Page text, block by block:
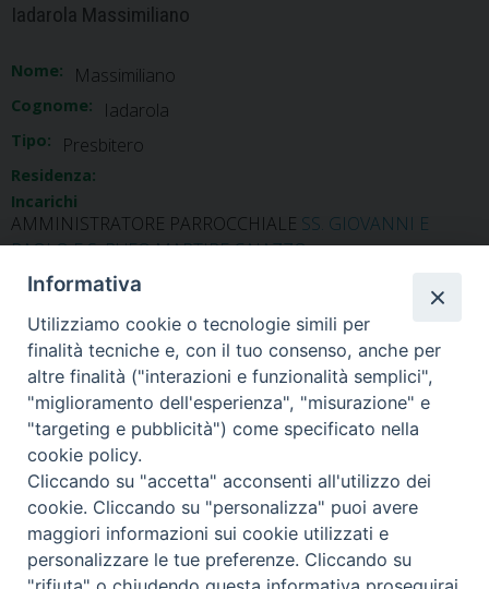
Iadarola Massimiliano
Nome: Massimiliano
Cognome: Iadarola
Tipo: Presbitero
Residenza:
Incarichi
AMMINISTRATORE PARROCCHIALE SS. GIOVANNI E
PAOLO E S. RUFO MARTIRE CAIAZZO
Libog Jean
Diocesi di Alife-Caiazzo
Via Angelo Scorciarini Coppola, 234
Tel: 0823.786166 / 0823.912707
Informativa
Utilizziamo cookie o tecnologie simili per
finalità tecniche e, con il tuo consenso, anche per
altre finalità ("interazioni e funzionalità semplici",
"miglioramento dell'esperienza", "misurazione" e
"targeting e pubblicità") come specificato nella
cookie policy.
Cliccando su "accetta" acconsenti all'utilizzo dei
cookie. Cliccando su "personalizza" puoi avere
maggiori informazioni sui cookie utilizzati e
personalizzare le tue preferenze. Cliccando su